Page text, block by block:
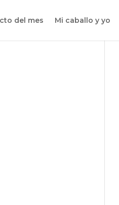
del mes Mi caballo y yo